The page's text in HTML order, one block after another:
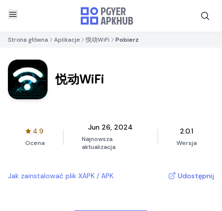
Strona główna Aplikacje 悦动WiFi Pobierz
悦动WiFi
4.9
Ocena
Jun 26, 2024
Najnowsza
aktualizacja
2.0.1
Wersja
Jak zainstalować plik XAPK / APK Udostępnij